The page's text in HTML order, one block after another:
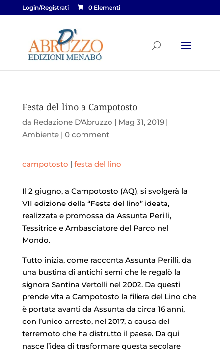
Login/Registrati 0 Elementi
Festa del lino a Campotosto
da Redazione D'Abruzzo | Mag 31, 2019|
Ambiente| 0 commenti
campotosto | festa del lino
Il 2 giugno, a Campotosto (AQ), si svolgerà la
VII edizione della “Festa del lino” ideata,
realizzata e promossa da Assunta Perilli,
Tessitrice e Ambasciatore del Parco nel
Mondo.
Tutto inizia, come racconta Assunta Perilli, da
una bustina di antichi semi che le regalò la
signora Santina Vertolli nel 2002. Da questi
prende vita a Campotosto la filiera del Lino che
è portata avanti da Assunta da circa 16 anni,
con l’unico arresto, nel 2017, a causa del
terremoto che ha distrutto il paese. Da qui
nasce l’idea di trasformare questa secolare